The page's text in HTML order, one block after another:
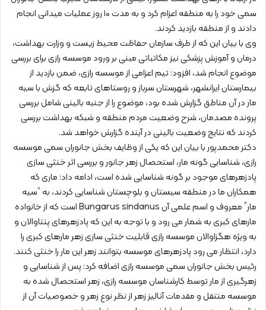
سمی خود را به منطقه اعزام کرد و به مدت ۱۰ روز عملیات میدانی انجام
دادند و از منطقه بازدید کردند.
وی با بیان این که از طرف سازمان حفاظت محیط زیست و وزارت بهداشت،
درمان و آموزش پزشکی نیز مکاتباتی مبنی بر ورود موسسه رازی برای بررسی
موضوع انجام شد، افزود: تیم اعزامی از موسسه رازی، ضمن بازدید از
بیمارستان ایرانشهر، شهرستان سرباز و روستاهای تابعه که گزش با سیه
مار در آن مناطق گزارش شده بود، موضوع را از جنبه بالینی شامل بررسی
پرونده مصدمان، شرح وضعیت مردم منطقه و شبکه بهداشت بررسی
کردند که نتایج وضعیت بالینی در آینده گزارش خواهد شد.
دکتر محمدپور با بیان این که یکی از وظایف بخش جانوران سمی موسسه
رازی، شناسایی گونه مار، استحصال زهر جانور و بررسی اثر خنثی سازی
پادزهرهای موجود بر گونه شناسایی شده است، ادامه داد: ماری که
همکاران ما در منطقه سیستان و بلوچستان شناسایی کردند، به “سیه
مار” معروف و اسم علمی آن Bungarus sindanus است که از خانواده
مارهای کبری به شمار می رود و با توجه به این که پادزهرهای پنتاوالان و
به ویژه هگزاوالان موسسه رازی قابلیت خنثی سازی زهر مارهای کبری را
دارد، انتظار می رود پادزهرهای موسسه بتوانند زهر این مار را خنثی کنند.
رئیس بخش جانوران سمی موسسه رازی اضافه کرد: پس از شناسایی و
زهرگیری از مار توسط کارشناسان موسسه رازی، زهر استحصال شده به
موسسه منتقل و مقدمات آنالیز زهر از نظر نوع زهر و خصوصیات آن از